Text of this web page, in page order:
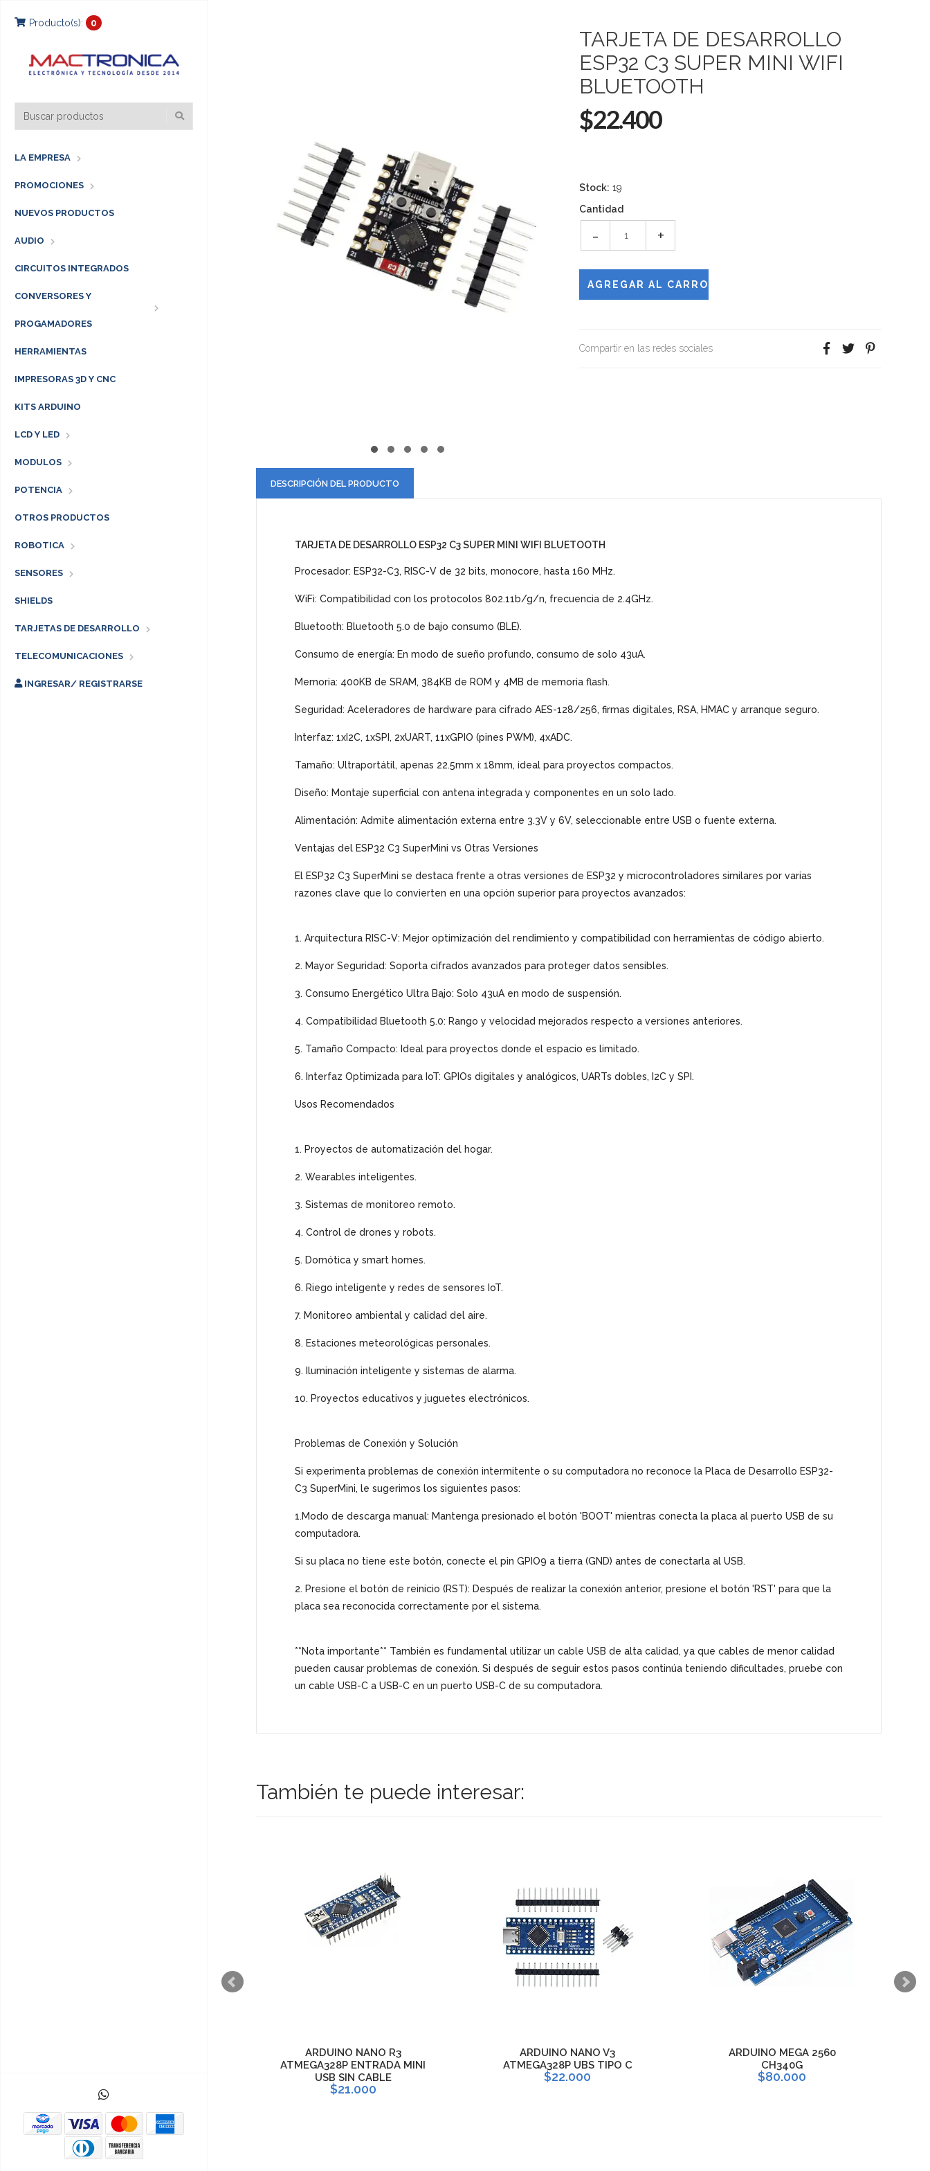
Producto(s): 0
LA EMPRESA
PROMOCIONES
NUEVOS PRODUCTOS
AUDIO
CIRCUITOS INTEGRADOS
CONVERSORES Y
PROGAMADORES
HERRAMIENTAS
IMPRESORAS 3D Y CNC
KITS ARDUINO
LCD Y LED
MODULOS
POTENCIA
OTROS PRODUCTOS
ROBOTICA
SENSORES
SHIELDS
TARJETAS DE DESARROLLO
TELECOMUNICACIONES
INGRESAR/ REGISTRARSE
TARJETA DE DESARROLLO
ESP32 C3 SUPER MINI WIFI
BLUETOOTH
$22.400
Stock: 19
Cantidad
- +
Compartir en las redes sociales
DESCRIPCIÓN DEL PRODUCTO
TARJETA DE DESARROLLO ESP32 C3 SUPER MINI WIFI BLUETOOTH
Procesador: ESP32-C3, RISC-V de 32 bits, monocore, hasta 160 MHz.
WiFi: Compatibilidad con los protocolos 802.11b/g/n, frecuencia de 2.4GHz.
Bluetooth: Bluetooth 5.0 de bajo consumo (BLE).
Consumo de energía: En modo de sueño profundo, consumo de solo 43uA.
Memoria: 400KB de SRAM, 384KB de ROM y 4MB de memoria flash.
Seguridad: Aceleradores de hardware para cifrado AES-128/256, firmas digitales, RSA, HMAC y arranque seguro.
Interfaz: 1xI2C, 1xSPI, 2xUART, 11xGPIO (pines PWM), 4xADC.
Tamaño: Ultraportátil, apenas 22.5mm x 18mm, ideal para proyectos compactos.
Diseño: Montaje superficial con antena integrada y componentes en un solo lado.
Alimentación: Admite alimentación externa entre 3.3V y 6V, seleccionable entre USB o fuente externa.
Ventajas del ESP32 C3 SuperMini vs Otras Versiones
El ESP32 C3 SuperMini se destaca frente a otras versiones de ESP32 y microcontroladores similares por varias
razones clave que lo convierten en una opción superior para proyectos avanzados:
1. Arquitectura RISC-V: Mejor optimización del rendimiento y compatibilidad con herramientas de código abierto.
2. Mayor Seguridad: Soporta cifrados avanzados para proteger datos sensibles.
3. Consumo Energético Ultra Bajo: Solo 43uA en modo de suspensión.
4. Compatibilidad Bluetooth 5.0: Rango y velocidad mejorados respecto a versiones anteriores.
5. Tamaño Compacto: Ideal para proyectos donde el espacio es limitado.
6. Interfaz Optimizada para IoT: GPIOs digitales y analógicos, UARTs dobles, I2C y SPI.
Usos Recomendados
1. Proyectos de automatización del hogar.
2. Wearables inteligentes.
3. Sistemas de monitoreo remoto.
4. Control de drones y robots.
5. Domótica y smart homes.
6. Riego inteligente y redes de sensores IoT.
7. Monitoreo ambiental y calidad del aire.
8. Estaciones meteorológicas personales.
9. Iluminación inteligente y sistemas de alarma.
10. Proyectos educativos y juguetes electrónicos.
Problemas de Conexión y Solución
Si experimenta problemas de conexión intermitente o su computadora no reconoce la Placa de Desarrollo ESP32-
C3 SuperMini, le sugerimos los siguientes pasos:
1.Modo de descarga manual: Mantenga presionado el botón 'BOOT' mientras conecta la placa al puerto USB de su
computadora.
Si su placa no tiene este botón, conecte el pin GPIO9 a tierra (GND) antes de conectarla al USB.
2. Presione el botón de reinicio (RST): Después de realizar la conexión anterior, presione el botón 'RST' para que la
placa sea reconocida correctamente por el sistema.
**Nota importante** También es fundamental utilizar un cable USB de alta calidad, ya que cables de menor calidad
pueden causar problemas de conexión. Si después de seguir estos pasos continúa teniendo dificultades, pruebe con
un cable USB-C a USB-C en un puerto USB-C de su computadora.
También te puede interesar:
ARDUINO NANO R3
ATMEGA328P ENTRADA MINI
USB SIN CABLE
$21.000
ARDUINO NANO V3
ATMEGA328P UBS TIPO C
$22.000
ARDUINO MEGA 2560
CH340G
$80.000